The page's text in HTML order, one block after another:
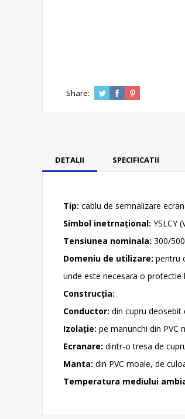
Share:
DETALII SPECIFICATII
Tip: cablu de semnalizare
Simbol inetrnaţional: YSLCY
Tensiunea nominala: 300/
Domeniu de utilizare: pentru
unde este necesara o protectie
Construcţia:
Conductor: din cupru deosebit
Izolaţie: pe manunchi din PVC
Ecranare: dintr-o tresa de
Manta: din PVC moale, de
Temperatura mediului